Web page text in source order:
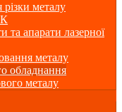
металу
та апарати лазерної
металу
обладнання
металу